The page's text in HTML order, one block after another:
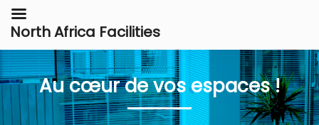
Au cœur de vos espaces !
North Africa Facilities